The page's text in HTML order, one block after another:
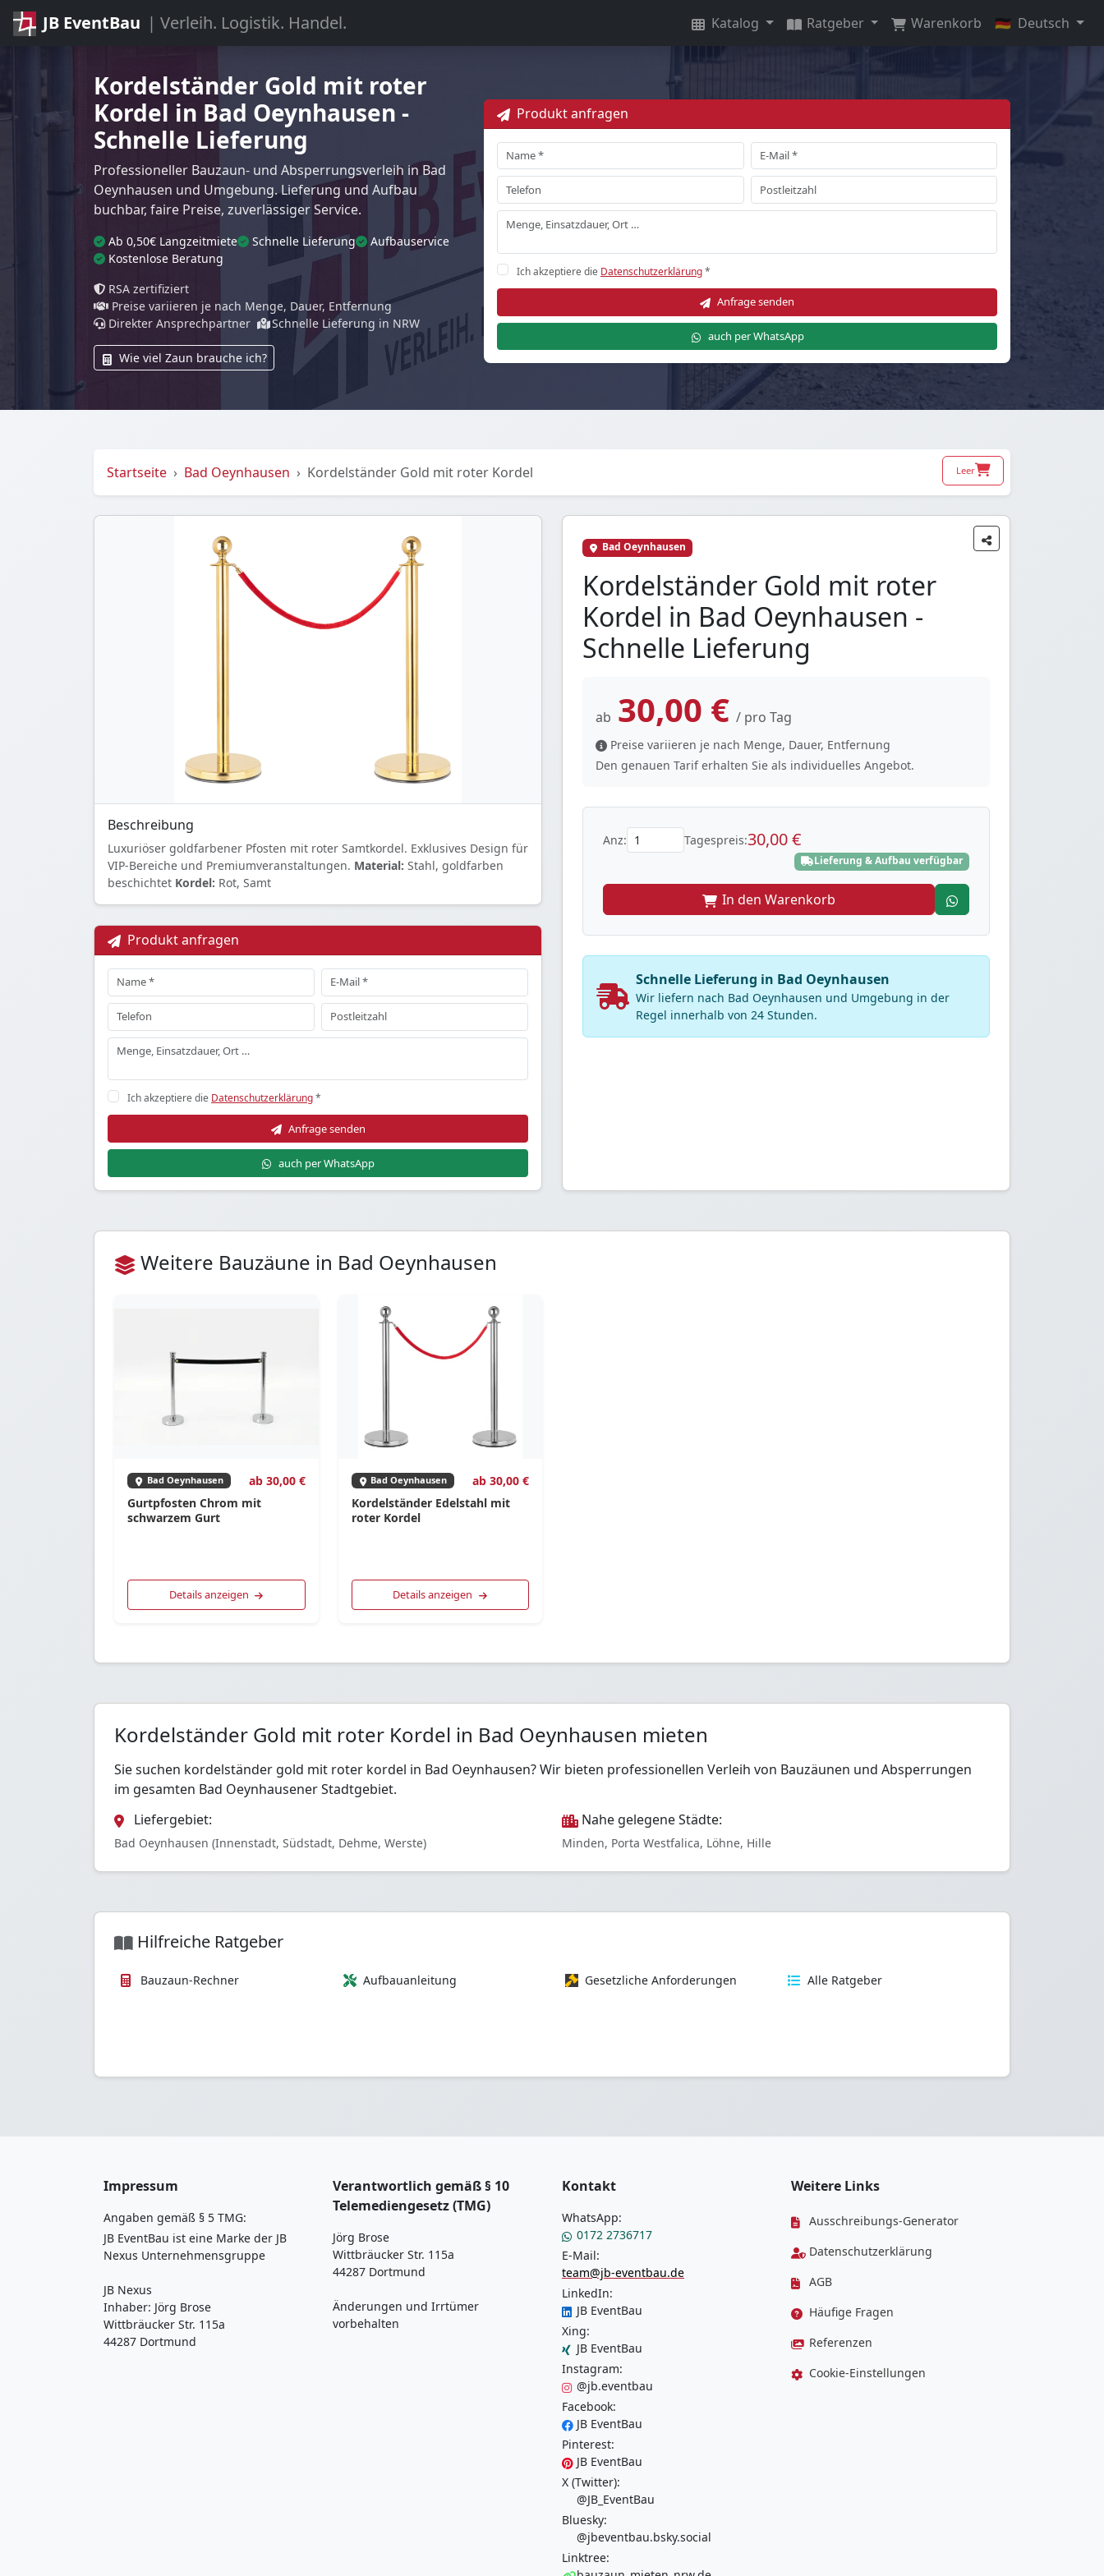
JB EventBau | Verleih. Logistik. Handel. Katalog Ratgeber Warenkorb 🇩🇪 Deutsch
Kordelständer Gold mit roter
Kordel in Bad Oeynhausen -
Schnelle Lieferung
Professioneller Bauzaun- und Absperrungsverleih in Bad
Oeynhausen und Umgebung. Lieferung und Aufbau
buchbar, faire Preise, zuverlässiger Service.
Ab 0,50€ Langzeitmiete Schnelle Lieferung
Aufbauservice
Kostenlose Beratung
RSA zertifiziert
Preise variieren je nach Menge, Dauer, Entfernung
Direkter Ansprechpartner
Schnelle Lieferung in NRW
Wie viel Zaun brauche ich?
Produkt anfragen
Ich akzeptiere die Datenschutzerklärung*
Anfrage senden
auch per WhatsApp
Leer
Startseite Bad Oeynhausen Kordelständer Gold mit roter Kordel
Beschreibung
Luxuriöser goldfarbener Pfosten mit roter Samtkordel. Exklusives Design für
VIP-Bereiche und Premiumveranstaltungen. Material: Stahl, goldfarben
beschichtet Kordel: Rot, Samt
Produkt anfragen
Ich akzeptiere die Datenschutzerklärung*
Anfrage senden
auch per WhatsApp
Bad Oeynhausen
Kordelständer Gold mit roter
Kordel in Bad Oeynhausen -
Schnelle Lieferung
ab 30,00 € / pro Tag
Preise variieren je nach Menge, Dauer, Entfernung
Den genauen Tarif erhalten Sie als individuelles Angebot.
Anz: Tagespreis:30,00 €
Lieferung & Aufbau verfügbar
In den Warenkorb
Schnelle Lieferung in Bad Oeynhausen
Wir liefern nach Bad Oeynhausen und Umgebung in der
Regel innerhalb von 24 Stunden.
Weitere Bauzäune in Bad Oeynhausen
Bad Oeynhausen
ab 30,00 €
Gurtpfosten Chrom mit
schwarzem Gurt
Details anzeigen
Bad Oeynhausen
ab 30,00 €
Kordelständer Edelstahl mit
roter Kordel
Details anzeigen
Kordelständer Gold mit roter Kordel in Bad Oeynhausen mieten
Sie suchen kordelständer gold mit roter kordel in Bad Oeynhausen? Wir bieten professionellen Verleih von Bauzäunen und Absperrungen
im gesamten Bad Oeynhausener Stadtgebiet.
Liefergebiet:
Bad Oeynhausen (Innenstadt, Südstadt, Dehme, Werste)
Nahe gelegene Städte:
Minden, Porta Westfalica, Löhne, Hille
Hilfreiche Ratgeber
Bauzaun-Rechner Aufbauanleitung Gesetzliche Anforderungen Alle Ratgeber
Impressum
Angaben gemäß § 5 TMG:
JB EventBau ist eine Marke der JB
Nexus Unternehmensgruppe
JB Nexus
Inhaber: Jörg Brose
Wittbräucker Str. 115a
44287 Dortmund
Verantwortlich gemäß § 10
Telemediengesetz (TMG)
Jörg Brose
Wittbräucker Str. 115a
44287 Dortmund
Änderungen und Irrtümer
vorbehalten
Kontakt
WhatsApp:
0172 2736717
E-Mail:
team@jb-eventbau.de
LinkedIn:
JB EventBau
Xing:
JB EventBau
Instagram:
@jb.eventbau
Facebook:
JB EventBau
Pinterest:
JB EventBau
X (Twitter):
@JB_EventBau
Bluesky:
@jbeventbau.bsky.social
Linktree:
Weitere Links
Ausschreibungs-Generator
Datenschutzerklärung
AGB
Häufige Fragen
Referenzen
Cookie-Einstellungen